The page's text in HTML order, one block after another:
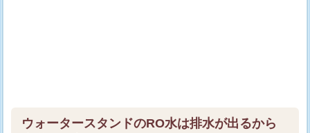
ウォータースタンドのRO水は排水が出るから